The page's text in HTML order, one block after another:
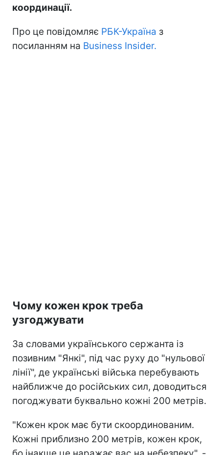
координації.
Про це повідомляє РБК-Україна з
посиланням на Business Insider.
Чому кожен крок треба
узгоджувати
За словами українського сержанта із
позивним "Янкі", під час руху до "нульової
лінії", де українські війська перебувають
найближче до російських сил, доводиться
погоджувати буквально кожні 200 метрів.
"Кожен крок має бути скоординованим.
Кожні приблизно 200 метрів, кожен крок,